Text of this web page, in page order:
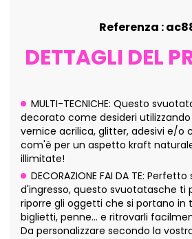
Referenza :
DETTAGLI DEL
MULTI-TECNICHE: Questo
decorato come desideri
vernice acrilica, glitter, adesivi e/o
com'è per un aspetto kraft
illimitate!
DECORAZIONE FAI DA TE:
d'ingresso, questo svuotatasche ti
riporre gli oggetti che si portano in
biglietti, penne... e ritrovarli
Da personalizzare secondo la